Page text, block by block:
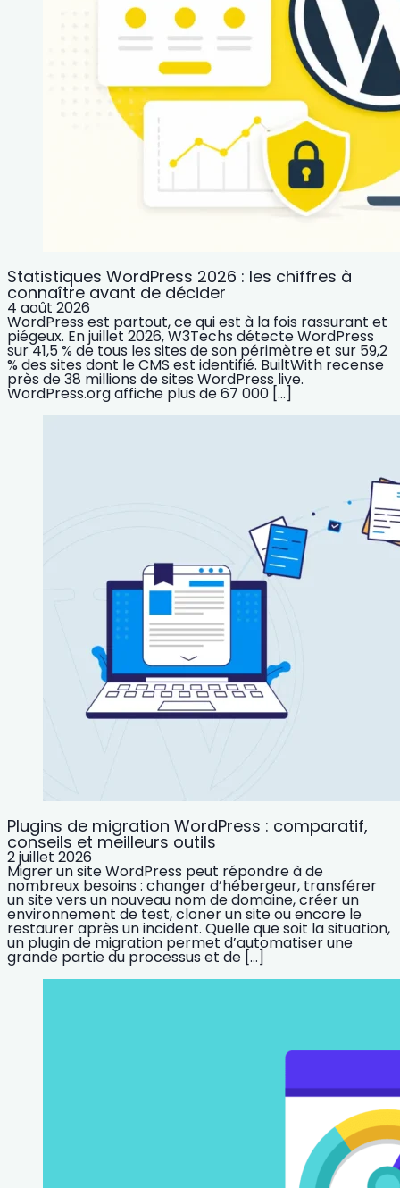
Statistiques WordPress 2026 : les chiffres à
connaître avant de décider
4 août 2026
WordPress est partout, ce qui est à la fois rassurant et
piégeux. En juillet 2026, W3Techs détecte WordPress
sur 41,5 % de tous les sites de son périmètre et sur 59,2
% des sites dont le CMS est identifié. BuiltWith recense
près de 38 millions de sites WordPress live.
WordPress.org affiche plus de 67 000 […]
Plugins de migration WordPress : comparatif,
conseils et meilleurs outils
2 juillet 2026
Migrer un site WordPress peut répondre à de
nombreux besoins : changer d’hébergeur, transférer
un site vers un nouveau nom de domaine, créer un
environnement de test, cloner un site ou encore le
restaurer après un incident. Quelle que soit la situation,
un plugin de migration permet d’automatiser une
grande partie du processus et de […]